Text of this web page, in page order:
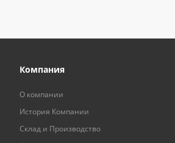
Компания
О компании
История Компании
Склад и Производство